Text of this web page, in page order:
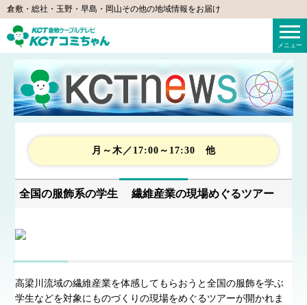
倉敷・総社・玉野・早島・岡山その他の地域情報をお届け
KCTコミちゃん（倉敷ケーブルテレビ）
メニュー
月～木／17:00～17:30 他
全国の服飾系の学生 繊維産業の現場めぐるツアー
高梁川流域の繊維産業を体感してもらおうと全国の服飾を学ぶ
学生などを対象にものづくりの現場をめぐるツアーが開かれま